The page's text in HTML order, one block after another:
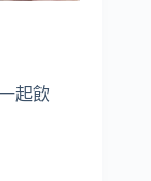
起飲